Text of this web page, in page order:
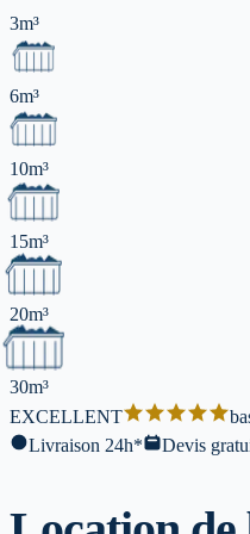
3m³
6m³
10m³
15m³
20m³
30m³
EXCELLENT
Livraison 24h* Devis